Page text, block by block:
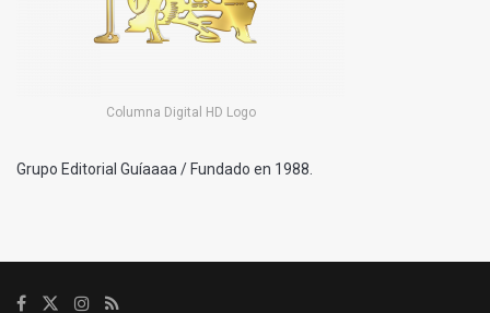
Columna Digital HD Logo
Grupo Editorial Guíaaaa / Fundado en 1988.